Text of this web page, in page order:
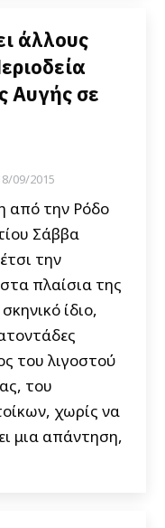
άλλους
Αυγής σε
09/2015
από την Ρόδο
Σάββα
την
πλαίσια της
ίδιο,
του λιγοστού
του
χωρίς να
μια απάντηση,